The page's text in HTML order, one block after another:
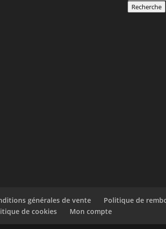
pour :
Recherche
générales de vente Politique de
de cookies
Mon compte